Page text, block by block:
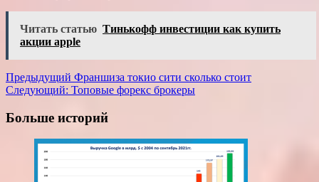
Читать статью Тинькофф инвестиции как купить
акции apple
Навигация
записи
Предыдущий Франшиза токио сити сколько стоит
Следующий: Топовые форекс брокеры
Больше историй